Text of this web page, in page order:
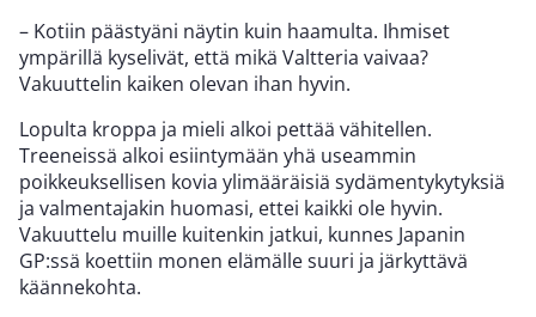
– Kotiin päästyäni näytin kuin haamulta. Ihmiset
ympärillä kyselivät, että mikä Valtteria vaivaa?
Vakuuttelin kaiken olevan ihan hyvin.
Lopulta kroppa ja mieli alkoi pettää vähitellen.
Treeneissä alkoi esiintymään yhä useammin
poikkeuksellisen kovia ylimääräisiä sydämentykytyksiä
ja valmentajakin huomasi, ettei kaikki ole hyvin.
Vakuuttelu muille kuitenkin jatkui, kunnes Japanin
GP:ssä koettiin monen elämälle suuri ja järkyttävä
käännekohta.